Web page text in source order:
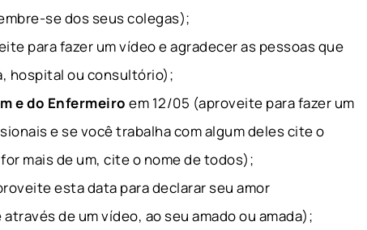
se dos seus colegas);
para fazer um vídeo e agradecer as pessoas que
hospital ou consultório);
e do Enfermeiro em 12/05 (aproveite para fazer um
e se você trabalha com algum deles cite o
mais de um, cite o nome de todos);
esta data para declarar seu amor
de um vídeo, ao seu amado ou amada);